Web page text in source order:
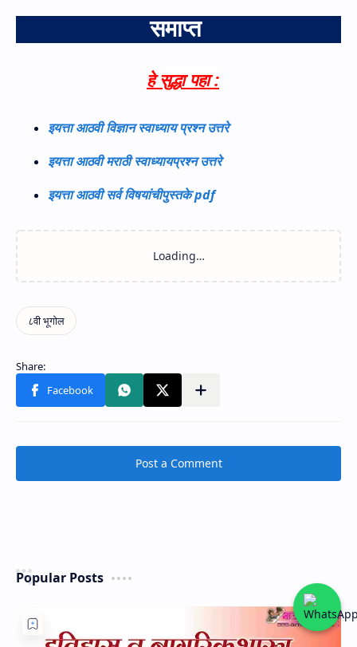
समाप्त
हे सुद्धा पहा :
इयत्ता आठवी विज्ञान स्वाध्याय प्रश्न उत्तरे
इयत्ता आठवी मराठी स्वाध्यायप्रश्न उत्तरे
इयत्ता आठवी सर्व विषयांचीपुस्तके pdf
Post a Comment
Popular Posts